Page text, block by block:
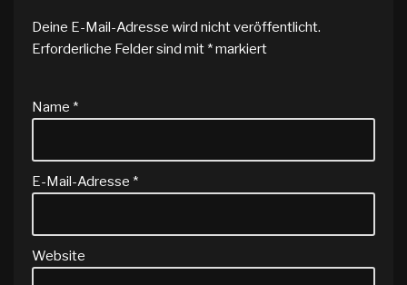
Deine E-Mail-Adresse wird nicht veröffentlicht.
Erforderliche Felder sind mit *markiert
Name *
E-Mail-Adresse *
Website